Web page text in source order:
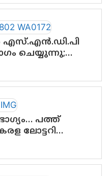
എസ്.എൻ.ഡി.പി
ചെയ്യുന്നു;
പത്ത്
ലോട്ടറി
ചെയ്ത്